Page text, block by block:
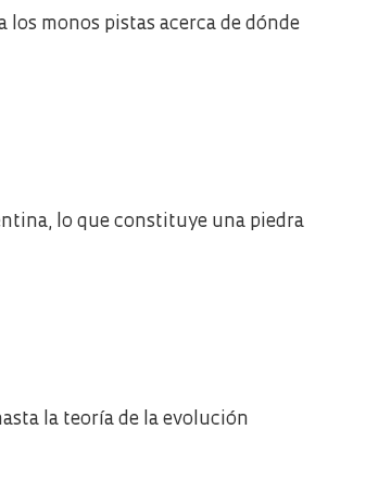
monos pistas acerca de dónde
lo que constituye una piedra
la teoría de la evolución